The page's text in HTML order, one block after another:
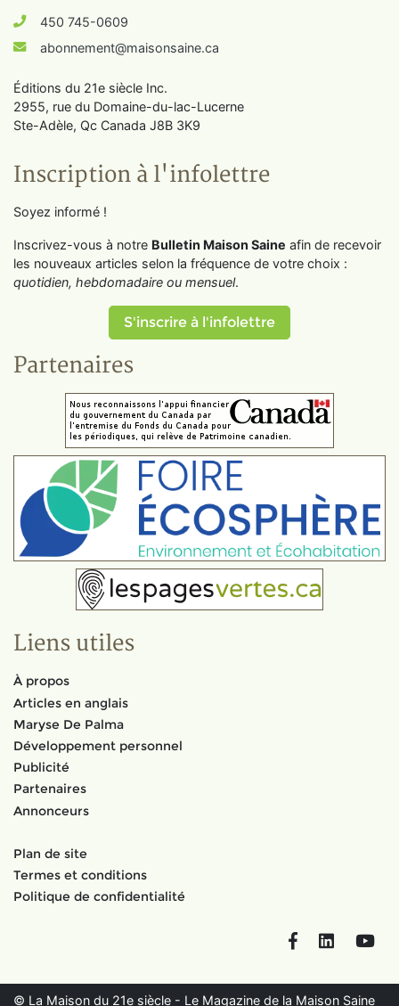
450 745-0609
abonnement@maisonsaine.ca
Éditions du 21e siècle Inc.
2955, rue du Domaine-du-lac-Lucerne
Ste-Adèle, Qc Canada J8B 3K9
Inscription à l'infolettre
Soyez informé !
Inscrivez-vous à notre Bulletin Maison Saine afin de recevoir
les nouveaux articles selon la fréquence de votre choix :
quotidien, hebdomadaire ou mensuel.
S'inscrire à l'infolettre
Partenaires
Liens utiles
À propos
Articles en anglais
Maryse De Palma
Développement personnel
Publicité
Partenaires
Annonceurs
Plan de site
Termes et conditions
Politique de confidentialité
FacebookLinkedIn
© La Maison du 21e siècle - Le Magazine de la Maison Saine